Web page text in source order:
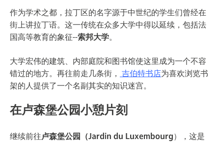
作为学术之都，拉丁区的名字源于中世纪的学生们曾经在
街上讲拉丁语。这一传统在众多大学中得以延续，包括法
国高等教育的象征--索邦大学。
大学宏伟的建筑、内部庭院和图书馆使这里成为一个不容
错过的地方。再往前走几条街， 吉伯特书店为喜欢浏览书
架的人提供了一个名副其实的知识迷宫。
在卢森堡公园小憩片刻
继续前往卢森堡公园（Jardin du Luxembourg），这是